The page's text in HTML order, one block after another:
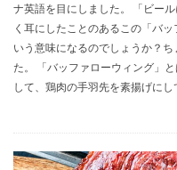
ナ英語を目にしました。 「ビー
く耳にしたことのあるこの「バ
いう意味になるのでしょうか？
た。 「バッファローウィング」
して、鶏肉の手羽先を素揚げに